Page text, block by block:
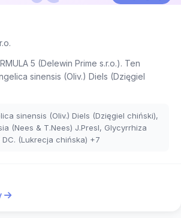
5 (Delewin Prime s.r.o.). Ten
sinensis (Oliv.) Diels (Dzięgiel
sinensis (Oliv.) Diels (Dzięgiel chiński),
(Nees & T.Nees) J.Presl, Glycyrrhiza
(Lukrecja chińska) +7